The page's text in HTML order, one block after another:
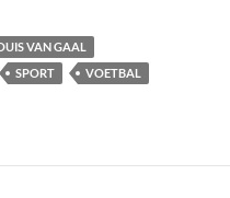
VAN GAAL
SPORT
VOETBAL